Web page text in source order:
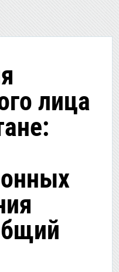
лица